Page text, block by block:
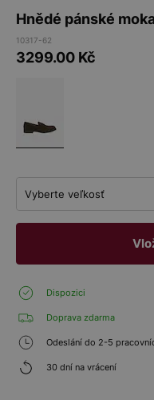
Hnědé pánské
10317-62
3299.00 Kč
Vyberte veľkosť
Dispozici
Doprava zdarma
Odeslání do 2-5
30 dní na vrácení